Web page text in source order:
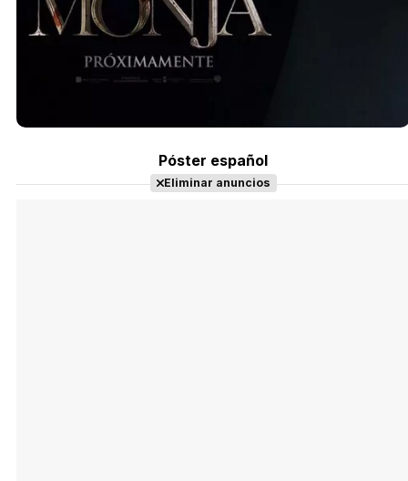
Póster español
Eliminar anuncios